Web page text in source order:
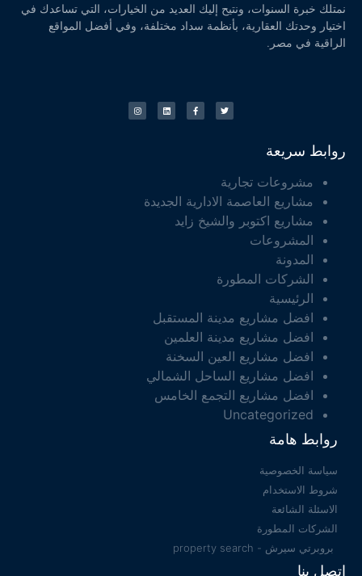
نمتلك خبرة السنوات، ونتيح إليك العديد من الخيارات، التي تساعدك في
اختيار وحدتك العقارية، بأنظمة سداد مختلفة، وفي أفضل المواقع
الراقية في مصر.
روابط سريعة
مشروعات تجارية
مشاريع العاصمة الادارية الجديدة
مشاريع اكتوبر والشيخ زايد
المشروعات
المدونة
الشركات المطورة
الرئيسية
افضل مشاريع مدينة المستقبل
افضل مشاريع مدينة العلمين
افضل مشاريع العين السخنة
افضل مشاريع الساحل الشمالي
افضل مشاريع التجمع الخامس
Uncategorized
روابط هامة
سياسة الخصوصية
شروط الاستخدام
الاسئلة الشائعة
الشركات المطورة
بروبرتي سيرش - property search
اتصل بنا